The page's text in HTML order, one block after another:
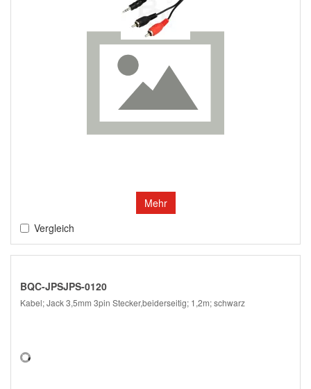
Mehr
Vergleich
BQC-JPSJPS-0120
Kabel; Jack 3,5mm 3pin Stecker,beiderseitig; 1,2m; schwarz